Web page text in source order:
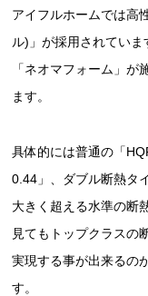
アイフルホームでは高
ル)」が採用されてい
「ネオマフォーム」
ます。
具体的には普通の「
0.44」、ダブル断熱タ
大きく超える水準の断
見てもトップクラスの
実現する事が出来るの
す。